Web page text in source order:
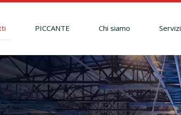
PICCANTE Chi siamo